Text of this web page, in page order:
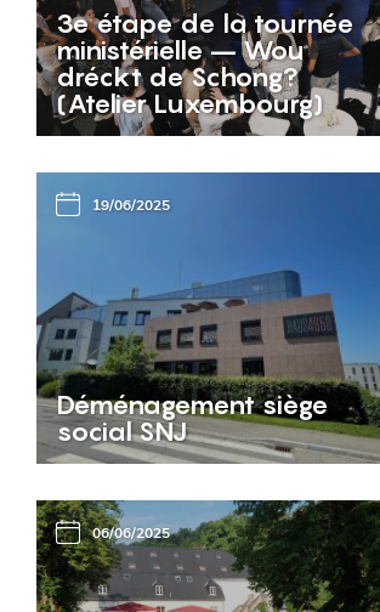
3e étape de la tournée
ministérielle – Wou
dréckt de Schong?
(Atelier Luxembourg)
19/06/2025
Déménagement siège
social SNJ
06/06/2025